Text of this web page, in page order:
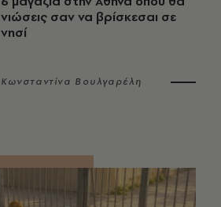
νιώσεις σαν να βρίσκεσαι σε
νησί
Κωνσταντίνα Βουλγαρέλη